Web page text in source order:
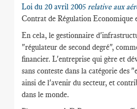
Loi du 20 avril 2005 relative aux
Contrat de Régulation Economique
En cela, le gestionnaire
"régulateur de second degré",
financier. L'entreprise qui gère et
sans conteste dans la catégorie des
ainsi de l'avenir du secteur, et
dans le monde.